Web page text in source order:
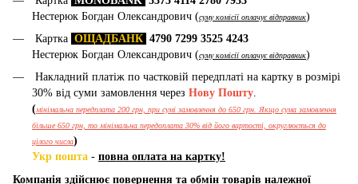
Нестерюк Богдан Олександрович (суму комісії оплачує відправник)
Картка ОЩАДБАНК 4790 7299 3525 4243
Нестерюк Богдан Олександрович (суму комісії оплачує відправник)
Накладний платіж по частковій передплаті на картку в розмірі
30% від суми замовлення через Нову Пошту.
(мінімальна передплата 200 грн, при сумі замовлення до 650 грн. Якщо сума замовлення
більше 650 грн, то мінімальна передоплата 30% від його вартості, округлюється до
цілого числа)
Укр пошта - повна оплата на картку!
Компанія здійснює повернення та обмін товарів належної